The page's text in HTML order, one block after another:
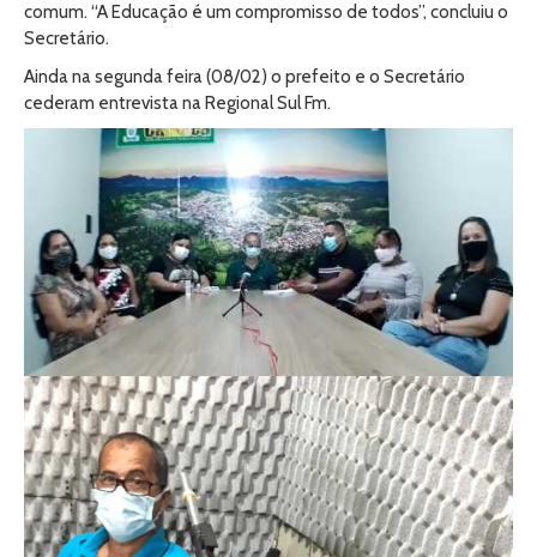
comum. “A Educação é um compromisso de todos”, concluiu o
Secretário.
Ainda na segunda feira (08/02) o prefeito e o Secretário
cederam entrevista na Regional Sul Fm.